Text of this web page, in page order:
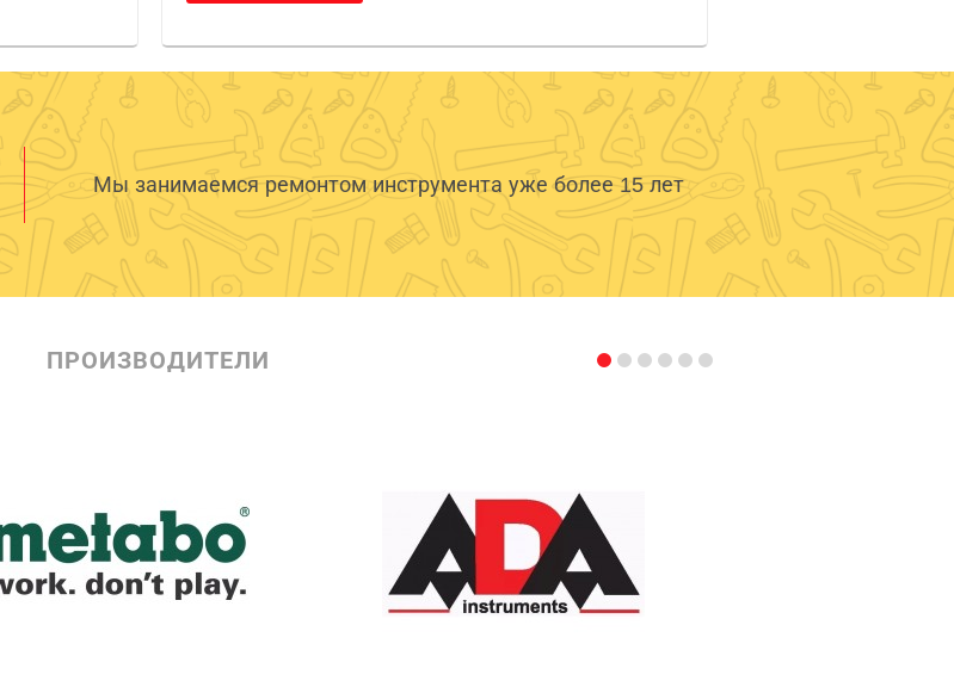
Мы занимаемся ремонтом инструмента уже более 15 лет
ПРОИЗВОДИТЕЛИ